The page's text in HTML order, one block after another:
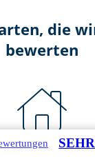
die
bewerten